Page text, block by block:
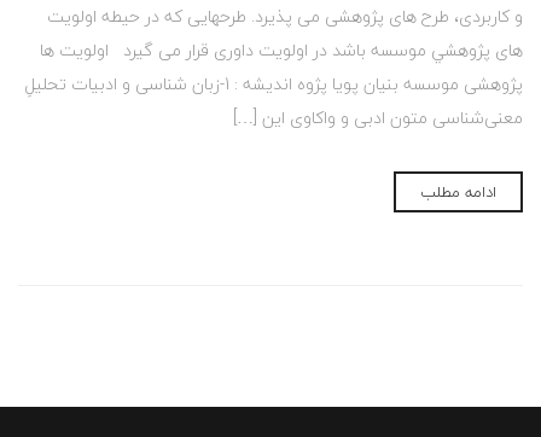
و کاربردی، طرح های پژوهشی می پذیرد. طرحهایی که در حيطه اولویت
های پژوهشي موسسه باشد در اولویت داوری قرار می گیرد اولویت ها
پژوهشی موسسه بنیان پویا پژوه اندیشه : 1-زبان شناسی و ادبیات تحلیلِ
معنی‌شناسی متون ادبی و واکاوی این […]
ادامه مطلب